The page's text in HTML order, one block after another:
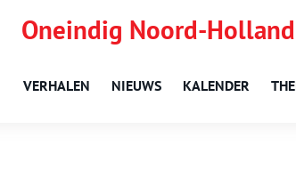
Oneindig Noord-Holland
VERHALEN NIEUWS KALENDER